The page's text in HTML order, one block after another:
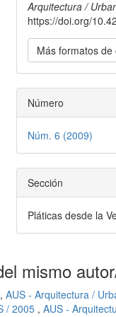
Arquitectura /
https://doi.org/
Más formatos
Número
Núm. 6 (2009)
Sección
Pláticas desde la
mismo
, AUS - Arquitectura /
/ 2005 , AUS -